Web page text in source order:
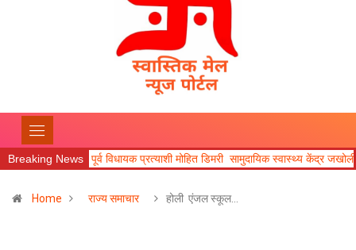
Breaking News
प्रत्याशी मोहित डिमरी सामुदायिक स्वास्थ्य केंद्र जखोली का जायजा लिया।
Home राज्य समाचार होली एंजल स्कूल…